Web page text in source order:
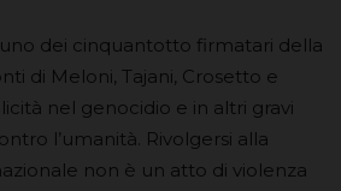
dei cinquantotto firmatari della
di Meloni, Tajani, Crosetto e
nel genocidio e in altri gravi
l’umanità. Rivolgersi alla
non è un atto di violenza